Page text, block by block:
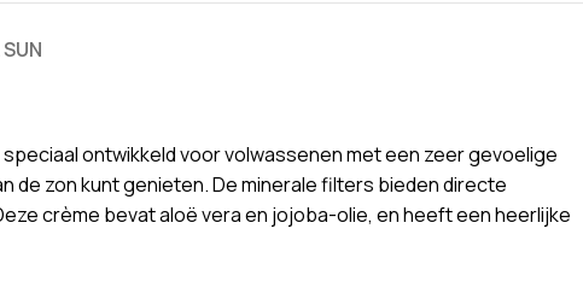
ontwikkeld voor volwassenen met een zeer gevoelige
de zon kunt genieten. De minerale filters bieden directe
crème bevat aloë vera en jojoba-olie, en heeft een heerlijke